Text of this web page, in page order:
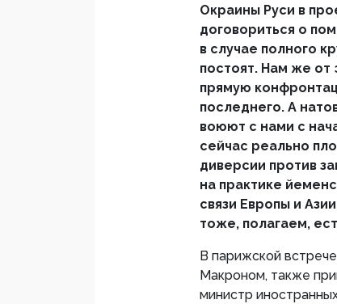
Окраины Руси в
договориться о
в случае полного
постоят. Нам же от
прямую
последнего. А
воюют с нами с
сейчас реально
диверсии против
на практике
связи Европы и
тоже, полагаем,
В парижской
Макроном, также
министр